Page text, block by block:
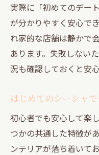
実際に「初めてのデー
が分かりやすく安心で
れ家的な店舗は静かで
あります。失敗しない
況も確認しておくと安心
はじめてのシーシャ
初心者でも安心して楽
つかの共通した特徴が
ンテリアが落ち着いて